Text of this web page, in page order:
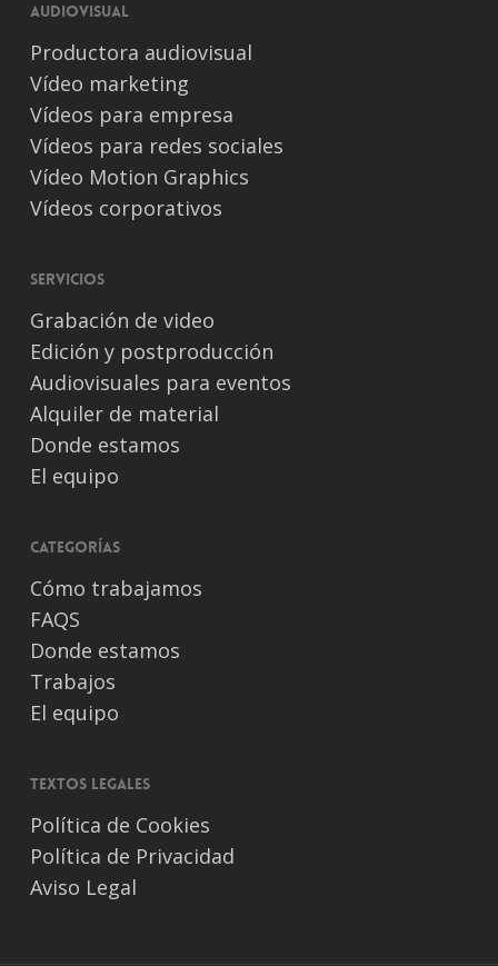
Audiovisual
Productora audiovisual
Vídeo marketing
Vídeos para empresa
Vídeos para redes sociales
Vídeo Motion Graphics
Vídeos corporativos
Servicios
Grabación de video
Edición y postproducción
Audiovisuales para eventos
Alquiler de material
Donde estamos
El equipo
Categorías
Cómo trabajamos
FAQS
Donde estamos
Trabajos
El equipo
Textos legales
Política de Cookies
Política de Privacidad
Aviso Legal